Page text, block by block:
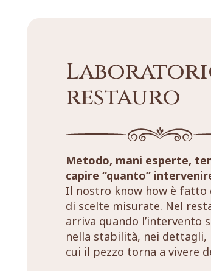
restauro
Metodo, mani esperte,
capire “quanto”
Il nostro know how è fatto
di scelte misurate. Nel
arriva quando l’intervento
nella stabilità, nei
cui il pezzo torna a vivere